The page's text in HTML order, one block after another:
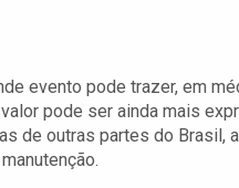
evento pode trazer, em
pode ser ainda mais
de outras partes do Brasil,